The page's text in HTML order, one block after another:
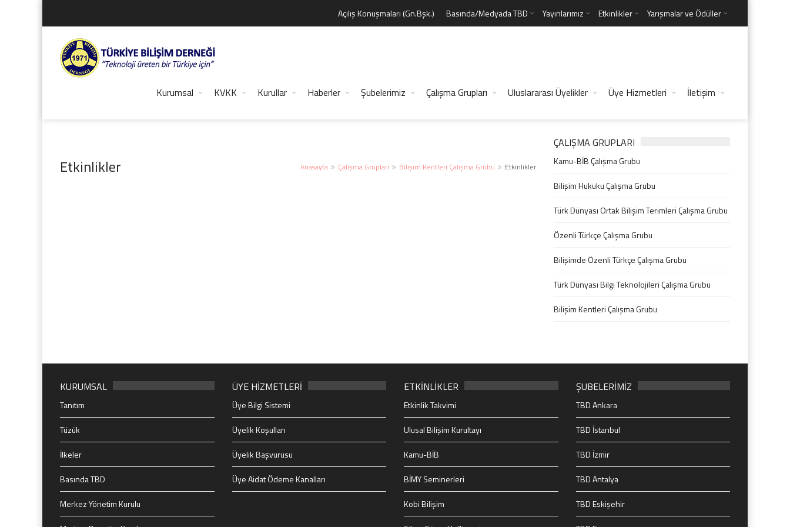
Açılış Konuşmaları (Gn.Bşk.) Basında/Medyada TBD Yayınlarımız Etkinlikler Yarışmalar ve Ödüller
Kurumsal KVKK Kurullar Haberler Şubelerimiz Çalışma Grupları Uluslararası Üyelikler Üye Hizmetleri İletişim
Etkinlikler Anasayfa Çalışma Grupları Bilişim Kentleri Çalışma Grubu Etkinlikler
ÇALIŞMA GRUPLARI
Kamu-BİB Çalışma Grubu
Bilişim Hukuku Çalışma Grubu
Türk Dünyası Ortak Bilişim Terimleri Çalışma Grubu
Özenli Türkçe Çalışma Grubu
Bilişimde Özenli Türkçe Çalışma Grubu
Türk Dünyası Bilgi Teknolojileri Çalışma Grubu
Bilişim Kentleri Çalışma Grubu
KURUMSAL
Tanıtım
Tüzük
İlkeler
Basında TBD
Merkez Yönetim Kurulu
ÜYE HİZMETLERİ
Üye Bilgi Sistemi
Üyelik Koşulları
Üyelik Başvurusu
Üye Aidat Ödeme Kanalları
ETKİNLİKLER
Etkinlik Takvimi
Ulusal Bilişim Kurultayı
Kamu-BİB
BİMY Seminerleri
Kobi Bilişim
ŞUBELERİMİZ
TBD Ankara
TBD İstanbul
TBD İzmir
TBD Antalya
TBD Eskişehir